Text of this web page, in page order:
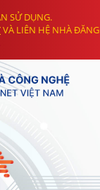
SỬ DỤNG.
VÀ LIÊN HỆ NHÀ ĐĂNG